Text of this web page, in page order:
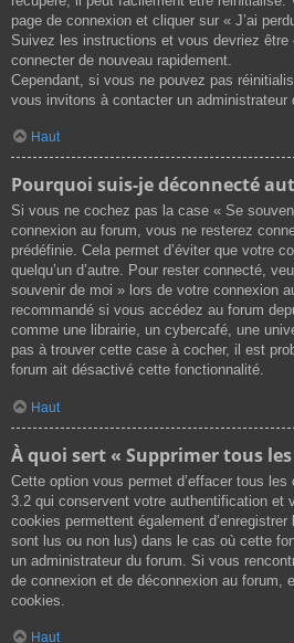
page de connexion et cliquer sur « J’ai
Suivez les instructions et vous devriez être
connecter de nouveau rapidement.
Cependant, si vous ne pouvez pas
vous invitons à contacter un administrateur
Haut
Pourquoi suis-je déconnecté
Si vous ne cochez pas la case « Se
connexion au forum, vous ne resterez
prédéfinie. Cela permet d’éviter que votre
quelqu’un d’autre. Pour rester connecté,
souvenir de moi » lors de votre connexion
recommandé si vous accédez au forum
comme une librairie, un cybercafé, une
pas à trouver cette case à cocher, il est
forum ait désactivé cette fonctionnalité.
Haut
À quoi sert « Supprimer tous
Cette option vous permet d’effacer tous
3.2 qui conservent votre authentification et
cookies permettent également
sont lus ou non lus) dans le cas où cette
un administrateur du forum. Si vous
de connexion et de déconnexion au forum,
cookies.
Haut